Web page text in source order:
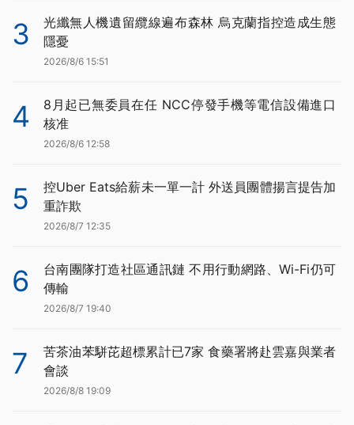
3
光纖無人機遺留纜線遍布森林 烏克蘭指控造成生態
隱憂
2026/8/6 15:51
4
8月起已無委員在任 NCC停發手機等電信設備進口
核准
2026/8/6 12:58
5
控Uber Eats給薪未一單一計 外送員團體揚言提告加
重詐欺
2026/8/7 12:35
6
台南團隊打造社區通訊鏈 不用行動網路、Wi-Fi仍可
傳輸
2026/8/7 19:40
7
苦茶油苯駢芘超標累計已7家 食藥署將赴雲嘉與業者
會談
2026/8/8 19:09